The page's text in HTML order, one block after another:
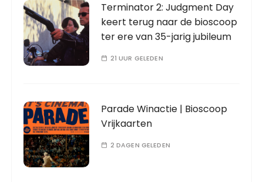
Terminator 2: Judgment Day
keert terug naar de bioscoop
ter ere van 35-jarig jubileum
21 UUR GELEDEN
Parade Winactie | Bioscoop
Vrijkaarten
2 DAGEN GELEDEN